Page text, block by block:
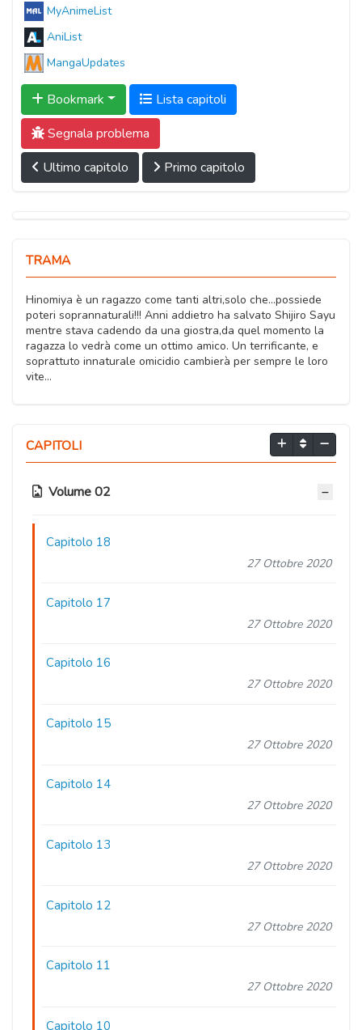
MyAnimeList
AniList
MangaUpdates
Bookmark
Lista capitoli
Segnala problema
Ultimo capitolo
Primo capitolo
TRAMA
Hinomiya è un ragazzo come tanti altri,solo che...possiede
poteri soprannaturali!!! Anni addietro ha salvato Shijiro Sayu
mentre stava cadendo da una giostra,da quel momento la
ragazza lo vedrà come un ottimo amico. Un terrificante, e
soprattuto innaturale omicidio cambierà per sempre le loro
vite...
CAPITOLI
Volume 02
Capitolo 18
27 Ottobre 2020
Capitolo 17
27 Ottobre 2020
Capitolo 16
27 Ottobre 2020
Capitolo 15
27 Ottobre 2020
Capitolo 14
27 Ottobre 2020
Capitolo 13
27 Ottobre 2020
Capitolo 12
27 Ottobre 2020
Capitolo 11
27 Ottobre 2020
Capitolo 10